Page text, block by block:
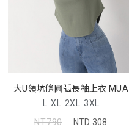
大U領坑條圓弧長袖上衣 MUA
L XL 2XL 3XL
NT.790
NTD.308